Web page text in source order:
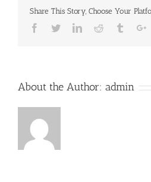
Share This Story, Choose Your
Facebook
TwitterLinkedinReddit Tumblr
About the Author: admin